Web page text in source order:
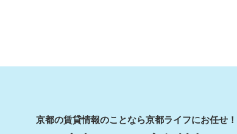
京都の賃貸情報のことなら京都ライフにお任せ！